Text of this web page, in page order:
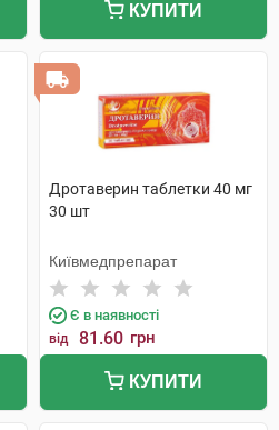
КУПИТИ
Дротаверин таблетки 40 мг
30 шт
Київмедпрепарат
Є в наявності
від 81.60 грн
КУПИТИ